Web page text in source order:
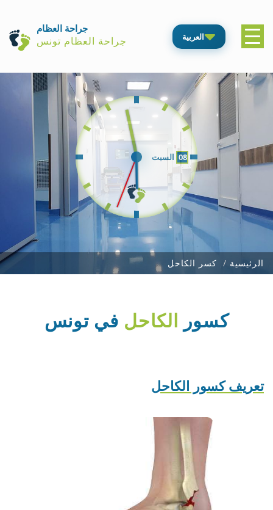
جراحة العظام
جراحة العظام تونس العربية
08
الرئيسية كسر الكاحل
كسور الكاحل في تونس
تعريف كسور الكاحل